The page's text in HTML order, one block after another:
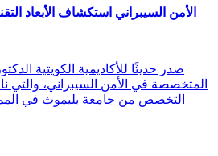
الأمن السيبراني استكشاف الأبعاد
المتخصصة في الأمن السيبراني، والتي
التخصص من جامعة بليموث في